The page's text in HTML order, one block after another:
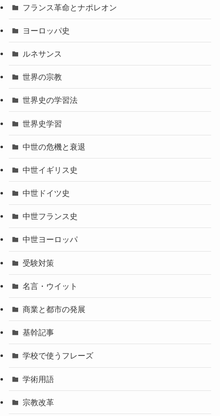
フランス革命とナポレオン
ヨーロッパ史
ルネサンス
世界の宗教
世界史の学習法
世界史学習
中世の危機と衰退
中世イギリス史
中世ドイツ史
中世フランス史
中世ヨーロッパ
受験対策
名言・ウイット
商業と都市の発展
基幹記事
学校で使うフレーズ
学術用語
宗教改革